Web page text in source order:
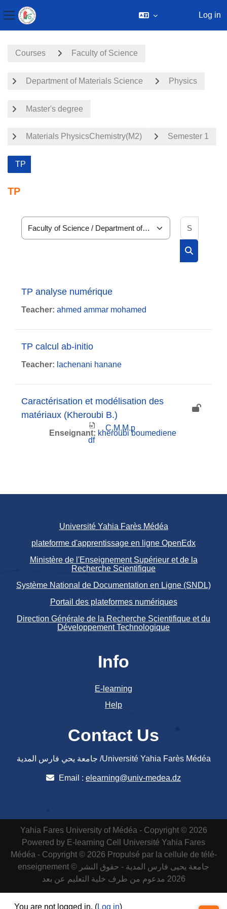
Side panel
Log in
Courses Faculty of Science
Department of Materials Science Physics
Master's degree
Materials PhysicsChemistry(M2) Semester 1
TP
TP
Course categories
TP analyse numérique
Teacher: ahmed ammar mohamed
TP calcul ab-initio
Teacher: lachenani hanane
Caractérisation et modélisation des
matériaux (Kheroubi B.)
C.M.M.p
df
Enseignant: kheroubi boumediene
Université Yahia Farès Médéa
plateforme d'apprentissage en ligne OpenEdx
Ministère de l'Enseignement Supérieur et de la
Recherche Scientifique
Système National de Documentation en Ligne (SNDL)
Portail des plateformes numériques
Direction Générale de la Recherche Scientifique et du
Développement Technologique
Info
E-learning
Help
Contact Us
جامعة يحي فارس المدية /Université Yahia Farès Médéa
Email : elearning@univ-medea.dz
Yahia Fares University of Médéa - Copyright © 2026
Powered by E-learning Cell
Université Yahia Fares
Médéa - Copyright © 2026 Propulsé par la cellule de télé-
enseignement جامعة يحيى فارس المدية - حقوق النشر ©
2026 مدعوم من طرف خلية التعليم عن بعد
You are not logged in. (Log in)